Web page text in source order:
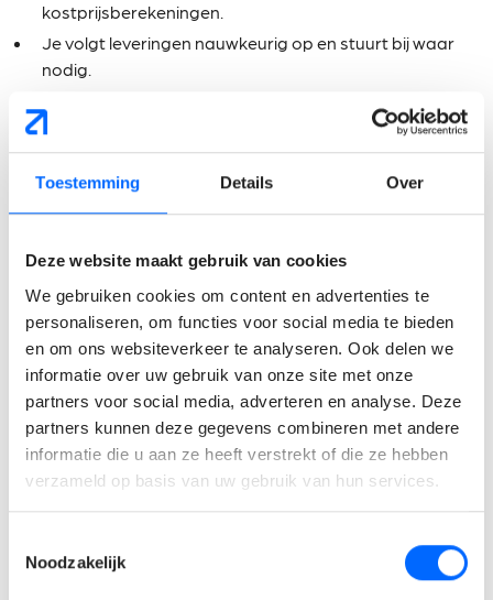
Toestemming Details Over
Deze website maakt gebruik van cookies
We gebruiken cookies om content en advertenties te
personaliseren, om functies voor social media te bieden
en om ons websiteverkeer te analyseren. Ook delen we
informatie over uw gebruik van onze site met onze
partners voor social media, adverteren en analyse. Deze
partners kunnen deze gegevens combineren met andere
informatie die u aan ze heeft verstrekt of die ze hebben
verzameld op basis van uw gebruik van hun services.
Noodzakelijk
kostprijsberekeningen.
Je volgt leveringen nauwkeurig op en stuurt bij waar
nodig.
exportdocumenten en douanedocumenten.
Je bent het aanspreekpunt voor klanten en chauffeurs
bij vragen, problemen of klachten.
jou?
Je hebt een eerste relevante ervaring binnen logistiek
en/of beschikt over een bachelordiploma.
Je hebt interesse in logistieke processen, productie en
de dynamiek van een voedingsomgeving.
Je bent enthousiast, hands-on en houdt het hoofd koel
in drukke momenten.